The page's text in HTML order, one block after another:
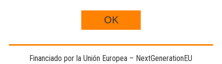
Financiado por la Unión Europea – NextGenerationEU